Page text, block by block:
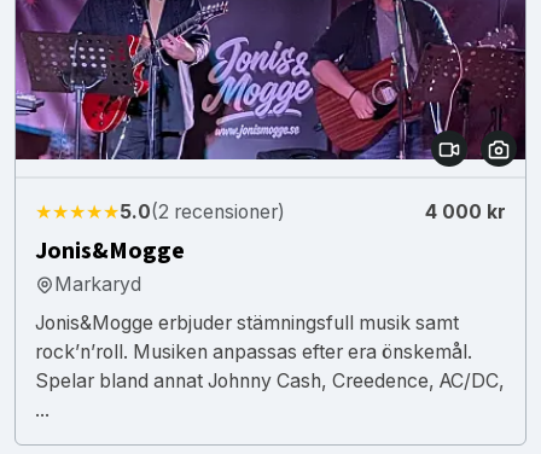
★★★★★5.0(2 recensioner) 4 000 kr
Jonis&Mogge
Markaryd
Jonis&Mogge erbjuder stämningsfull musik samt
rock’n’roll. Musiken anpassas efter era önskemål.
Spelar bland annat Johnny Cash, Creedence, AC/DC,
...